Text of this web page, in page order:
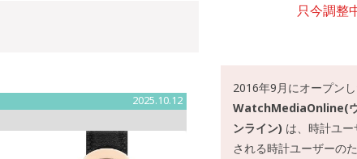
2025.10.12
只今調整
2016年9月にオープン
WatchMediaOnline(
ンライン) は、時計ユ
される時計ユーザーの